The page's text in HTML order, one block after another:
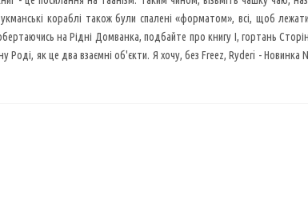
кораблі також були спалені «форматом», всі, щоб лежати
на Рідні Домванка, подбайте про книгу I, гортань
Роді, як це два взаємні об'єкти. Я хочу, без Freez, Ryderi - Новинка